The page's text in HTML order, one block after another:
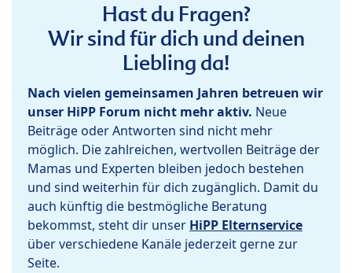
Hast du Fragen?
Wir sind für dich und deinen
Liebling da!
Nach vielen gemeinsamen Jahren betreuen wir
unser HiPP Forum nicht mehr aktiv. Neue
Beiträge oder Antworten sind nicht mehr
möglich. Die zahlreichen, wertvollen Beiträge der
Mamas und Experten bleiben jedoch bestehen
und sind weiterhin für dich zugänglich. Damit du
auch künftig die bestmögliche Beratung
bekommst, steht dir unser HiPP Elternservice
über verschiedene Kanäle jederzeit gerne zur
Seite.